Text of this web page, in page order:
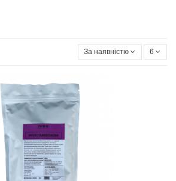
За наявністю 6